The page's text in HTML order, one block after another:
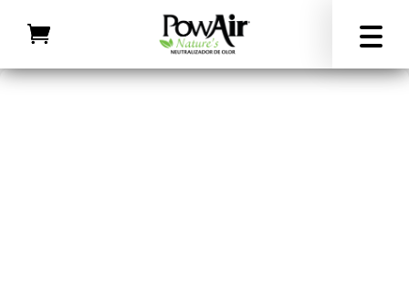
Inicio Limpiador enzimático superficies con mal olor/
Neutralizador de olores «PowAir Penetrator»